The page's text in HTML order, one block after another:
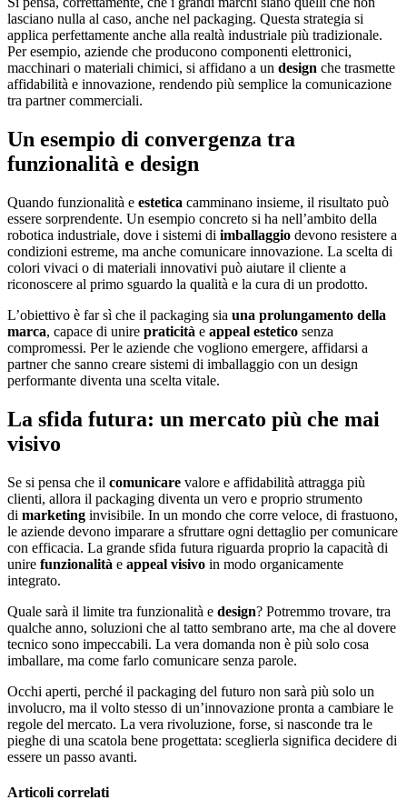
lasciano nulla al caso, anche nel packaging. Questa strategia si
applica perfettamente anche alla realtà industriale più tradizionale.
Per esempio, aziende che producono componenti elettronici,
macchinari o materiali chimici, si affidano a un design che trasmette
affidabilità e innovazione, rendendo più semplice la comunicazione
tra partner commerciali.
Un esempio di convergenza tra
funzionalità e design
Quando funzionalità e estetica camminano insieme, il risultato può
essere sorprendente. Un esempio concreto si ha nell’ambito della
robotica industriale, dove i sistemi di imballaggio devono resistere a
condizioni estreme, ma anche comunicare innovazione. La scelta di
colori vivaci o di materiali innovativi può aiutare il cliente a
riconoscere al primo sguardo la qualità e la cura di un prodotto.
L’obiettivo è far sì che il packaging sia una prolungamento della
marca, capace di unire praticità e appeal estetico senza
compromessi. Per le aziende che vogliono emergere, affidarsi a
partner che sanno creare sistemi di imballaggio con un design
performante diventa una scelta vitale.
La sfida futura: un mercato più che mai
visivo
Se si pensa che il comunicare valore e affidabilità attragga più
clienti, allora il packaging diventa un vero e proprio strumento
di marketing invisibile. In un mondo che corre veloce, di frastuono,
le aziende devono imparare a sfruttare ogni dettaglio per comunicare
con efficacia. La grande sfida futura riguarda proprio la capacità di
unire funzionalità e appeal visivo in modo organicamente
integrato.
Quale sarà il limite tra funzionalità e design? Potremmo trovare, tra
qualche anno, soluzioni che al tatto sembrano arte, ma che al dovere
tecnico sono impeccabili. La vera domanda non è più solo cosa
imballare, ma come farlo comunicare senza parole.
Occhi aperti, perché il packaging del futuro non sarà più solo un
involucro, ma il volto stesso di un’innovazione pronta a cambiare le
regole del mercato. La vera rivoluzione, forse, si nasconde tra le
pieghe di una scatola bene progettata: sceglierla significa decidere di
essere un passo avanti.
Articoli correlati